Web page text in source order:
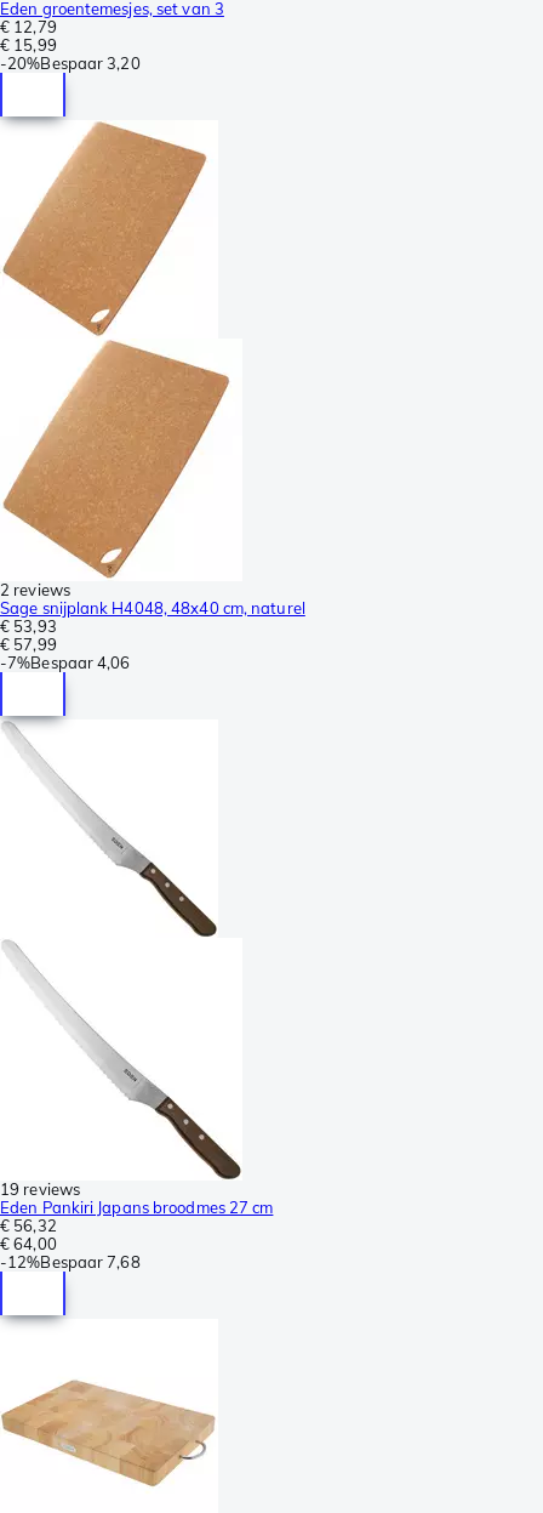
Eden groentemesjes, set van 3
€ 12,79
€ 15,99
-20%Bespaar 3,20
2 reviews
Sage snijplank H4048, 48x40 cm, naturel
€ 53,93
€ 57,99
-7%Bespaar4,06
19 reviews
Eden Pankiri Japans broodmes 27 cm
€ 56,32
€ 64,00
-12%Bespaar 7,68